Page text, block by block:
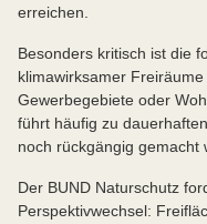
erreichen.
Besonders kritisch ist die
klimawirksamer
Gewerbegebiete oder
führt häufig zu
noch rückgängig gemacht
Der BUND Naturschutz
Perspektivwechsel: